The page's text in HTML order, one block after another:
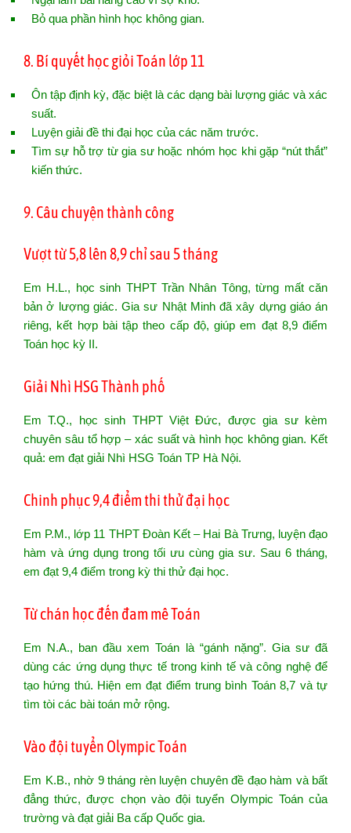
Bỏ qua phần hình học không gian.
8. Bí quyết học giỏi Toán lớp 11
Ôn tập định kỳ, đặc biệt là các dạng bài lượng giác và xác
suất.
Luyện giải đề thi đại học của các năm trước.
Tìm sự hỗ trợ từ gia sư hoặc nhóm học khi gặp “nút thắt”
kiến thức.
9. Câu chuyện thành công
Vượt từ 5,8 lên 8,9 chỉ sau 5 tháng
Em H.L., học sinh THPT Trần Nhân Tông, từng mất căn
bản ở lượng giác. Gia sư Nhật Minh đã xây dựng giáo án
riêng, kết hợp bài tập theo cấp độ, giúp em đạt 8,9 điểm
Toán học kỳ II.
Giải Nhì HSG Thành phố
Em T.Q., học sinh THPT Việt Đức, được gia sư kèm
chuyên sâu tổ hợp – xác suất và hình học không gian. Kết
quả: em đạt giải Nhì HSG Toán TP Hà Nội.
Chinh phục 9,4 điểm thi thử đại học
Em P.M., lớp 11 THPT Đoàn Kết – Hai Bà Trưng, luyện đạo
hàm và ứng dụng trong tối ưu cùng gia sư. Sau 6 tháng,
em đạt 9,4 điểm trong kỳ thi thử đại học.
Từ chán học đến đam mê Toán
Em N.A., ban đầu xem Toán là “gánh nặng”. Gia sư đã
dùng các ứng dụng thực tế trong kinh tế và công nghệ để
tạo hứng thú. Hiện em đạt điểm trung bình Toán 8,7 và tự
tìm tòi các bài toán mở rộng.
Vào đội tuyển Olympic Toán
Em K.B., nhờ 9 tháng rèn luyện chuyên đề đạo hàm và bất
đẳng thức, được chọn vào đội tuyển Olympic Toán của
trường và đạt giải Ba cấp Quốc gia.